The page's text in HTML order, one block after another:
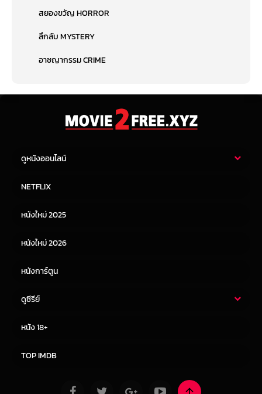
สยองขวัญ HORROR
ลึกลับ MYSTERY
อาชญากรรม CRIME
ดูหนังออนไลน์
หนังจีน
NETFLIX
หนังใหม่ 2025
หนังใหม่ 2026
หนังการ์ตูน
ดูซีรีย์
หนัง 18+
TOP IMDB